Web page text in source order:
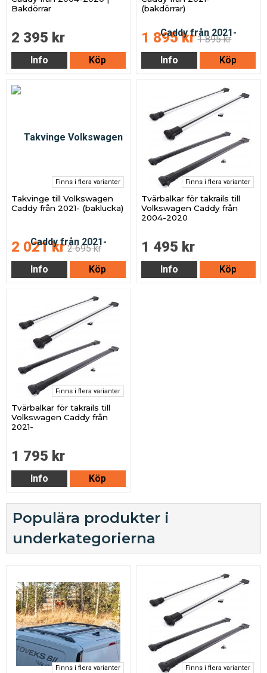
Bakdörrar
2 395 kr
Info Köp
(bakdörrar)
1 895 kr 1 895 kr
Info
Köp
Finns i flera varianter
Takvinge till Volkswagen
Caddy från 2021- (baklucka)
2 021 kr 2 695 kr
Info
Köp
Finns i flera varianter
Tvärbalkar för takrails till
Volkswagen Caddy från
2004-2020
1 495 kr
Info Köp
Finns i flera varianter
Tvärbalkar för takrails till
Volkswagen Caddy från
2021-
1 795 kr
Info Köp
Populära produkter i
underkategorierna
Finns i flera varianter Finns i flera varianter